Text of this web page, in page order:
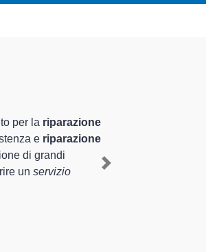
di Casalmaggiore e
, mediante il ripristino
sugli elettrodomestici da
Next